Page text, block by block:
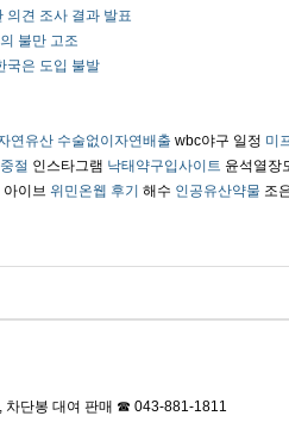
의견 조사 결과 발표
불만 고조
국은 도입 불발
연유산 수술없이자연배출 wbc야구 일정 미
절 인스타그램 낙태약구입사이트 윤석열장
아이브 위민온웹 후기 해수 인공유산약물 조
차단봉 대여 판매 ☎ 043-881-1811